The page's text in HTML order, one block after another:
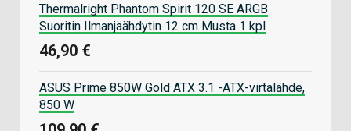
Thermalright Phantom Spirit 120 SE ARGB
Suoritin Ilmanjäähdytin 12 cm Musta 1 kpl
46,90 €
ASUS Prime 850W Gold ATX 3.1 -ATX-virtalähde,
850 W